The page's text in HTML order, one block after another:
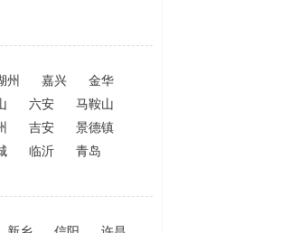
州 嘉兴
金华
六安
马鞍山
吉安
景德镇
临沂
青岛